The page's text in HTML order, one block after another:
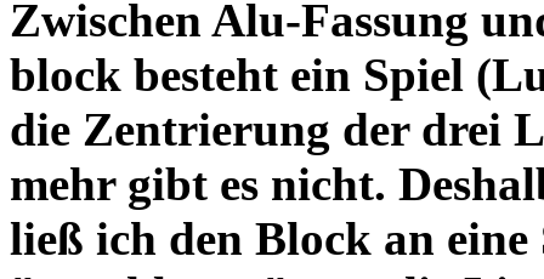
Zwischen Alu-Fassung
block besteht ein Spiel
die Zentrierung der drei
mehr gibt es nicht.
ließ ich den Block an eine